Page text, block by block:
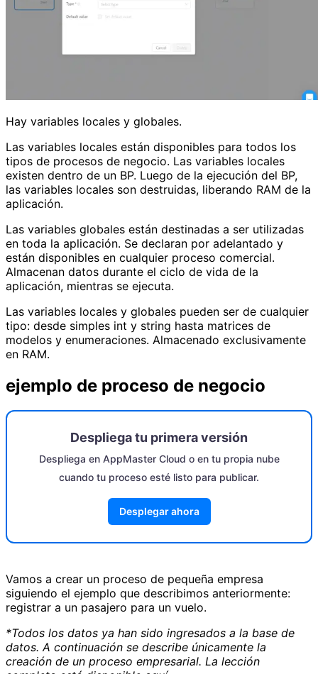
Hay variables locales y globales.
Las variables locales están disponibles para todos los
tipos de procesos de negocio. Las variables locales
existen dentro de un BP. Luego de la ejecución del BP,
las variables locales son destruidas, liberando RAM de la
aplicación.
Las variables globales están destinadas a ser utilizadas
en toda la aplicación. Se declaran por adelantado y
están disponibles en cualquier proceso comercial.
Almacenan datos durante el ciclo de vida de la
aplicación, mientras se ejecuta.
Las variables locales y globales pueden ser de cualquier
tipo: desde simples int y string hasta matrices de
modelos y enumeraciones. Almacenado exclusivamente
en RAM.
ejemplo de proceso de negocio
Despliega tu primera versión
Despliega en AppMaster Cloud o en tu propia nube
cuando tu proceso esté listo para publicar.
Desplegar ahora
Vamos a crear un proceso de pequeña empresa
siguiendo el ejemplo que describimos anteriormente:
registrar a un pasajero para un vuelo.
*Todos los datos ya han sido ingresados ​​a la base de
datos. A continuación se describe únicamente la
creación de un proceso empresarial. La lección